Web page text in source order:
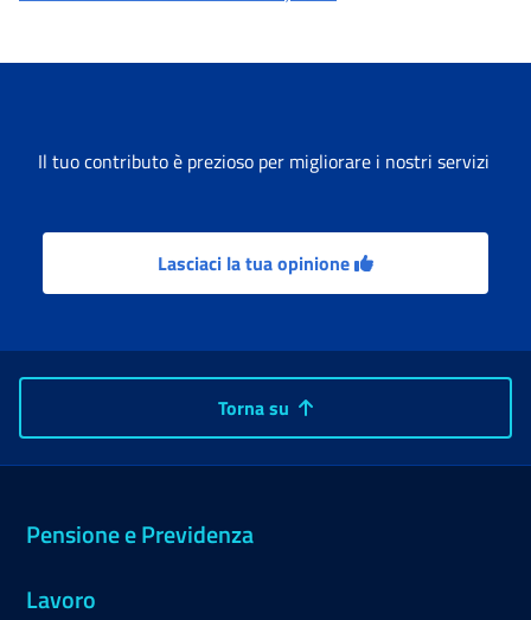
Il tuo contributo è prezioso per migliorare i nostri servizi
Lasciaci la tua opinione
Torna su
Pensione e Previdenza
Lavoro